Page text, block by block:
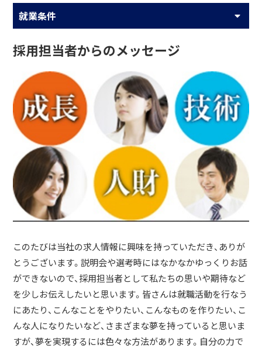
就業条件
採用担当者からのメッセージ
このたびは当社の求人情報に興味を持っていただき、ありが
とうございます。説明会や選考時にはなかなかゆっくりお話
ができないので、採用担当者として私たちの思いや期待など
を少しお伝えしたいと思います。皆さんは就職活動を行なう
にあたり、こんなことをやりたい、こんなものを作りたい、こ
んな人になりたいなど、さまざまな夢を持っていると思いま
すが、夢を実現するには色々な方法があります。自分の力で